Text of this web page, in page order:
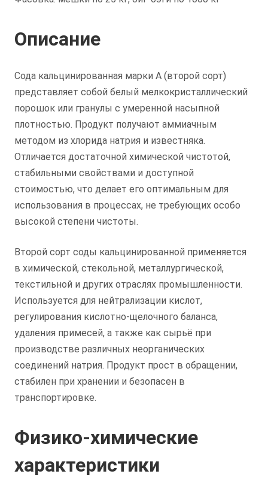
Описание
Сода кальцинированная марки А (второй сорт)
представляет собой белый мелкокристаллический
порошок или гранулы с умеренной насыпной
плотностью. Продукт получают аммиачным
методом из хлорида натрия и известняка.
Отличается достаточной химической чистотой,
стабильными свойствами и доступной
стоимостью, что делает его оптимальным для
использования в процессах, не требующих особо
высокой степени чистоты.
Второй сорт соды кальцинированной применяется
в химической, стекольной, металлургической,
текстильной и других отраслях промышленности.
Используется для нейтрализации кислот,
регулирования кислотно-щелочного баланса,
удаления примесей, а также как сырьё при
производстве различных неорганических
соединений натрия. Продукт прост в обращении,
стабилен при хранении и безопасен в
транспортировке.
Физико-химические
характеристики